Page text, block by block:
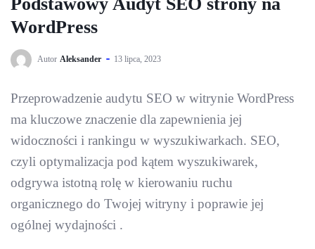
WordPress
Autor Aleksander 13 lipca, 2023
Przeprowadzenie audytu SEO w witrynie WordPress
ma kluczowe znaczenie dla zapewnienia jej
widoczności i rankingu w wyszukiwarkach. SEO,
czyli optymalizacja pod kątem wyszukiwarek,
odgrywa istotną rolę w kierowaniu ruchu
organicznego do Twojej witryny i poprawie jej
ogólnej wydajności .